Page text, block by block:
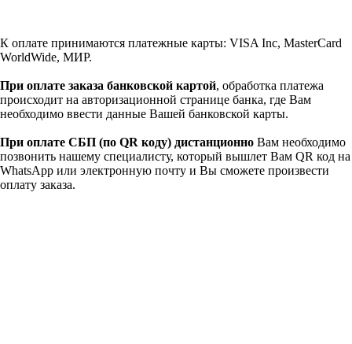
К оплате принимаются платежные карты: VISA Inc, MasterCard
WorldWide, МИР.
При оплате заказа банковской картой, обработка платежа
происходит на авторизационной странице банка, где Вам
необходимо ввести данные Вашей банковской карты.
При оплате СБП (по QR коду) дистанционно Вам необходимо
позвонить нашему специалисту, который вышлет Вам QR код на
WhatsApp или электронную почту и Вы сможете произвести
оплату заказа.